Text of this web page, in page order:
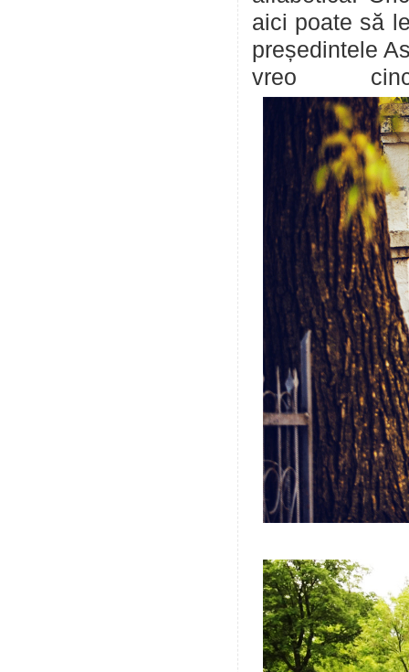
aici poate să
președintele
vreo